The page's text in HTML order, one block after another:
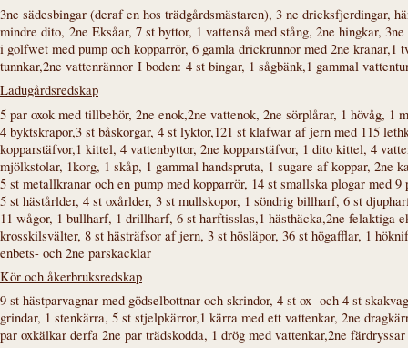
3ne sädesbingar (deraf en hos trädgårdsmästaren), 3 ne dricksfjerdingar,
mindre dito, 2ne Eksåar, 7 st byttor, 1 vattenså med stång, 2ne hingkar,
i golfwet med pump och kopparrör, 6 gamla drickrunnor med 2ne kranar,1
tunnkar,2ne vattenrännor I boden: 4 st bingar, 1 sågbänk,1 gammal
Ladugårdsredskap
5 par oxok med tillbehör, 2ne enok,2ne vattenok, 2ne sörplårar, 1 hövåg,
4 byktskrapor,3 st båskorgar, 4 st lyktor,121 st klafwar af jern med 115
kopparstäfvor,1 kittel, 4 vattenbyttor, 2ne kopparstäfvor, 1 dito kittel, 4
mjölkstolar, 1korg, 1 skåp, 1 gammal handspruta, 1 sugare af koppar, 2ne
5 st metallkranar och en pump med kopparrör, 14 st smallska plogar med
5 st hästårlder, 4 st oxårlder, 3 st mullskopor, 1 söndrig billharf, 6 st
11 wågor, 1 bullharf, 1 drillharf, 6 st harftisslas,1 hästhäcka,2ne felaktiga
krosskilsvälter, 8 st hästräfsor af jern, 3 st hösläpor, 36 st högafflar, 1
enbets- och 2ne parskacklar
Kör och åkerbruksredskap
9 st hästparvagnar med gödselbottnar och skrindor, 4 st ox- och 4 st
grindar, 1 stenkärra, 5 st stjelpkärror,1 kärra med ett vattenkar, 2ne
par oxkälkar derfa 2ne par trädskodda, 1 drög med vattenkar,2ne färdryssar